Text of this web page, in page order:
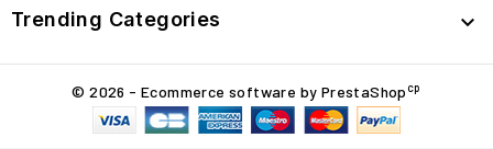
Trending Categories 
© 2026 - Ecommerce software by PrestaShop cp